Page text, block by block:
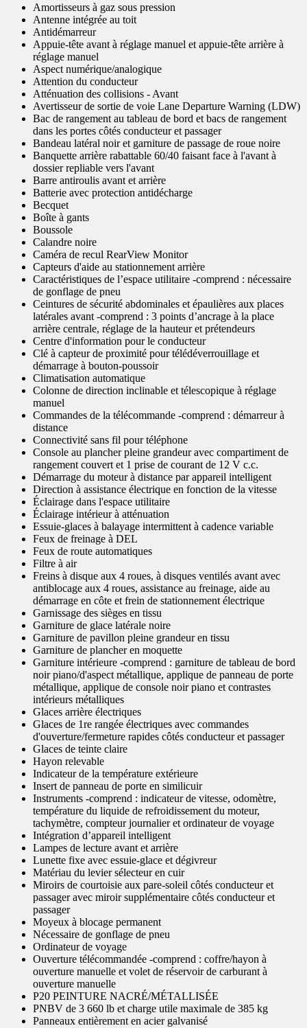
Amortisseurs à gaz sous pression
Antenne intégrée au toit
Antidémarreur
Appuie-tête avant à réglage manuel et appuie-tête arrière à
réglage manuel
Aspect numérique/analogique
Attention du conducteur
Atténuation des collisions - Avant
Avertisseur de sortie de voie Lane Departure Warning (LDW)
Bac de rangement au tableau de bord et bacs de rangement
dans les portes côtés conducteur et passager
Bandeau latéral noir et garniture de passage de roue noire
Banquette arrière rabattable 60/40 faisant face à l'avant à
dossier repliable vers l'avant
Barre antiroulis avant et arrière
Batterie avec protection antidécharge
Becquet
Boîte à gants
Boussole
Calandre noire
Caméra de recul RearView Monitor
Capteurs d'aide au stationnement arrière
Caractéristiques de l’espace utilitaire -comprend : nécessaire
de gonflage de pneu
Ceintures de sécurité abdominales et épaulières aux places
latérales avant -comprend : 3 points d’ancrage à la place
arrière centrale, réglage de la hauteur et prétendeurs
Centre d'information pour le conducteur
Clé à capteur de proximité pour télédéverrouillage et
démarrage à bouton-poussoir
Climatisation automatique
Colonne de direction inclinable et télescopique à réglage
manuel
Commandes de la télécommande -comprend : démarreur à
distance
Connectivité sans fil pour téléphone
Console au plancher pleine grandeur avec compartiment de
rangement couvert et 1 prise de courant de 12 V c.c.
Démarrage du moteur à distance par appareil intelligent
Direction à assistance électrique en fonction de la vitesse
Éclairage dans l'espace utilitaire
Éclairage intérieur à atténuation
Essuie-glaces à balayage intermittent à cadence variable
Feux de freinage à DEL
Feux de route automatiques
Filtre à air
Freins à disque aux 4 roues, à disques ventilés avant avec
antiblocage aux 4 roues, assistance au freinage, aide au
démarrage en côte et frein de stationnement électrique
Garnissage des sièges en tissu
Garniture de glace latérale noire
Garniture de pavillon pleine grandeur en tissu
Garniture de plancher en moquette
Garniture intérieure -comprend : garniture de tableau de bord
noir piano/d'aspect métallique, applique de panneau de porte
métallique, applique de console noir piano et contrastes
intérieurs métalliques
Glaces arrière électriques
Glaces de 1re rangée électriques avec commandes
d'ouverture/fermeture rapides côtés conducteur et passager
Glaces de teinte claire
Hayon relevable
Indicateur de la température extérieure
Insert de panneau de porte en similicuir
Instruments -comprend : indicateur de vitesse, odomètre,
température du liquide de refroidissement du moteur,
tachymètre, compteur journalier et ordinateur de voyage
Intégration d’appareil intelligent
Lampes de lecture avant et arrière
Lunette fixe avec essuie-glace et dégivreur
Matériau du levier sélecteur en cuir
Miroirs de courtoisie aux pare-soleil côtés conducteur et
passager avec miroir supplémentaire côtés conducteur et
passager
Moyeux à blocage permanent
Nécessaire de gonflage de pneu
Ordinateur de voyage
Ouverture télécommandée -comprend : coffre/hayon à
ouverture manuelle et volet de réservoir de carburant à
ouverture manuelle
P20 PEINTURE NACRÉ/MÉTALLISÉE
PNBV de 3 660 lb et charge utile maximale de 385 kg
Panneaux entièrement en acier galvanisé